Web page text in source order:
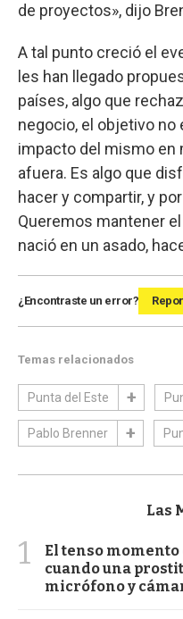
de proyectos», dijo
A tal punto creció el
les han llegado
países, algo que
negocio, el objetivo no
impacto del mismo en
afuera. Es algo que
hacer y compartir, y
Queremos mantener
nació en un asado,
¿Encontraste un error?
Temas relacionados
Punta del Este
Pablo Brenner
Las
1
El tenso
cuando una
micrófono y